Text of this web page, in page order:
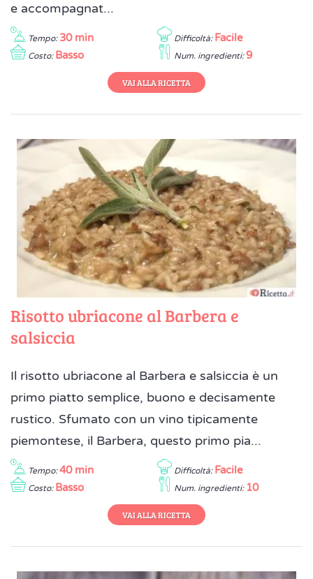
e accompagnat...
Tempo: 30 min Difficoltà: Facile
Costo: Basso Num. ingredienti: 9
VAI ALLA RICETTA
Risotto ubriacone al Barbera e
salsiccia
Il risotto ubriacone al Barbera e salsiccia è un
primo piatto semplice, buono e decisamente
rustico. Sfumato con un vino tipicamente
piemontese, il Barbera, questo primo pia...
Tempo: 40 min Difficoltà: Facile
Costo: Basso Num. ingredienti: 10
VAI ALLA RICETTA